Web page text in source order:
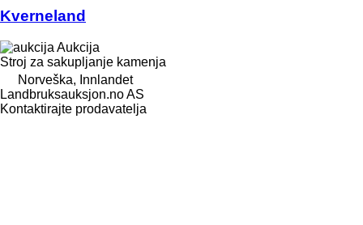
Kverneland
Aukcija
Stroj za sakupljanje kamenja
Norveška, Innlandet
Landbruksauksjon.no AS
Kontaktirajte prodavatelja